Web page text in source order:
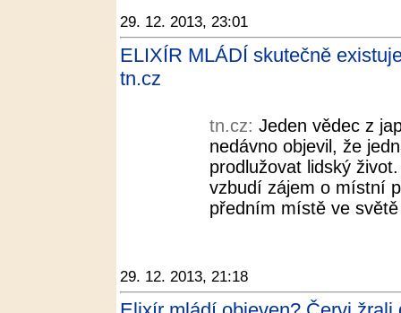
29. 12. 2013, 23:01
ELIXÍR MLÁDÍ skutečně
tn.cz
tn.cz: Jeden vědec z
nedávno objevil, že
prodlužovat lidský
vzbudí zájem o místní
předním místě ve
29. 12. 2013, 21:18